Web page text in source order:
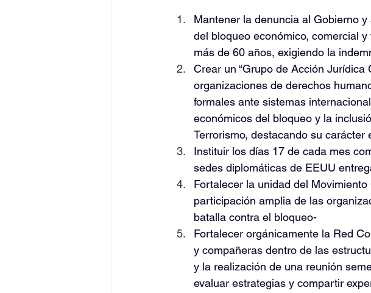
Mantener la denuncia al Gobierno
del bloqueo económico, comercial
más de 60 años, exigiendo la
Crear un “Grupo de Acción
organizaciones de derechos
formales ante sistemas
económicos del bloqueo y la
Terrorismo, destacando su carácter
Instituir los días 17 de cada mes
sedes diplomáticas de EEUU
Fortalecer la unidad del
participación amplia de las
batalla contra el bloqueo-
Fortalecer orgánicamente la Red
y compañeras dentro de las
y la realización de una reunión
evaluar estrategias y compartir